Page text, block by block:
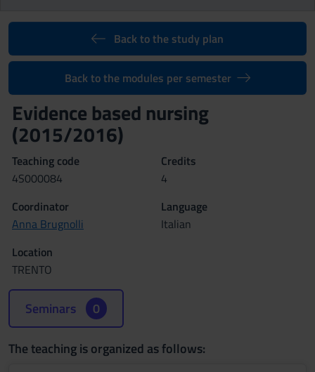
Back to the study plan
Back to the modules per semester
Evidence based nursing
(2015/2016)
Teaching code
4S000084
Credits
4
Coordinator
Anna Brugnolli
Language
Italian
Location
TRENTO
Seminars 0
The teaching is organized as follows: